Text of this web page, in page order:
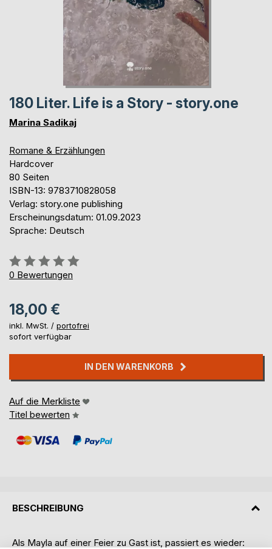
180 Liter. Life is a Story - story.one
Marina Sadikaj
Romane & Erzählungen
Hardcover
80 Seiten
ISBN-13: 9783710828058
Verlag: story.one publishing
Erscheinungsdatum: 01.09.2023
Sprache: Deutsch
Bewertung::
0%
0 Bewertungen
18,00 €
inkl. MwSt. / portofrei
sofort verfügbar
IN DEN WARENKORB
Auf die Merkliste
Titel bewerten
BESCHREIBUNG
Als Mayla auf einer Feier zu Gast ist, passiert es wieder: